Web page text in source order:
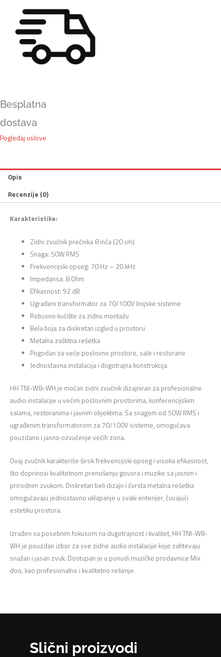
Besplatna
dostava
Pogledaj uslove
Opis
Recenzije (0)
Karakteristike:
Zidni zvučnik prečnika 8 inča (20 cm)
Snaga: 50W RMS
Frekvencijski opseg: 70 Hz – 20 kHz
Impedansa: 8 Ohm
Efikasnost: 92 dB
Ugrađeni transformator za 70/100V linijske sisteme
Robusno kućište za zidnu montažu
Bela boja za diskretan izgled u prostoru
Metalna zaštitna rešetka
Pogodan za veće poslovne prostore, sale i restorane
Jednostavna instalacija i dugotrajna konstrukcija
HH TNI-W8-WH je moćan zidni zvučnik dizajniran za profesionalne
audio instalacije u većim poslovnim prostorima, konferencijskim
salama, restoranima i javnim objektima. Sa snagom od 50W RMS i
ugrađenim transformatorom za 70/100V sisteme, omogućava
pouzdano i jasno ozvučenje većih zona.
Ovaj zvučnik karakteriše širok frekvencijski opseg i visoka efikasnost,
što doprinosi kvalitetnom prenošenju govora i muzike sa jasnim i
prirodnim zvukom. Diskretan beli dizajn i čvrsta metalna rešetka
omogućavaju jednostavno uklapanje u svaki enterijer, čuvajući
estetiku prostora.
Izrađen sa posebnim fokusom na dugotrajnost i kvalitet, HH TNI-W8-
WH je pouzdan izbor za sve zidne audio instalacije koje zahtevaju
snažan i jasan zvuk. Dostupan je u ponudi muzičke prodavnice Mix
doo, kao profesionalno i kvalitetno rešenje.
Slični proizvodi